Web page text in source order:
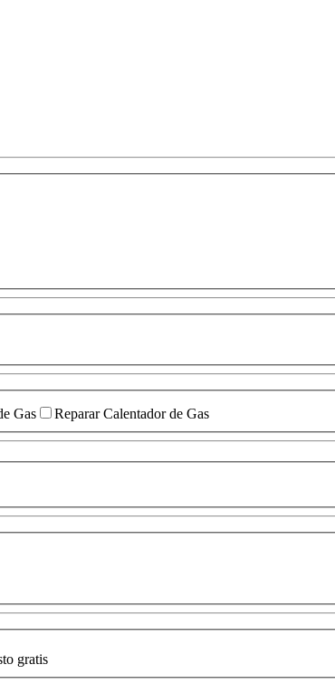
Gas Reparar Calentador de Gas
gratis